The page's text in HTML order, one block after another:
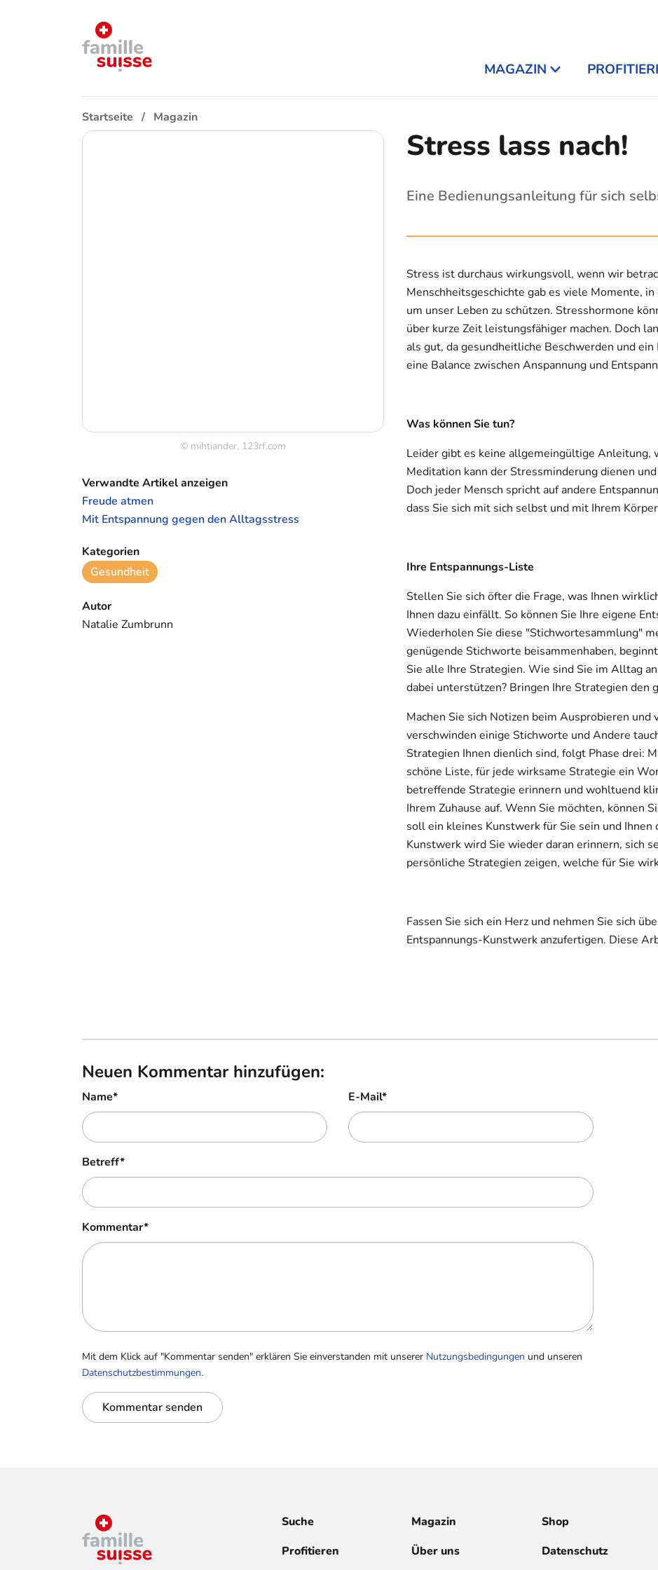
MAGAZIN
Startseite Magazin
© mihtiander, 123rf.com
Stress lass nach!
Verwandte Artikel anzeigen
Freude atmen
Mit Entspannung gegen den Alltagsstress
Kategorien
Gesundheit
Autor
Natalie Zumbrunn
Eine Bedienungsanleitung für sich
Stress ist durchaus wirkungsvoll, wenn wir
Menschheitsgeschichte gab es viele Momente,
um unser Leben zu schützen. Stresshormone
über kurze Zeit leistungsfähiger machen. Doch
als gut, da gesundheitliche Beschwerden und
eine Balance zwischen Anspannung und
Was können Sie tun?
Leider gibt es keine allgemeingültige Anleitung,
Meditation kann der Stressminderung dienen
Doch jeder Mensch spricht auf andere
dass Sie sich mit sich selbst und mit Ihrem
Ihre Entspannungs-Liste
Stellen Sie sich öfter die Frage, was Ihnen
Ihnen dazu einfällt. So können Sie Ihre eigene
Wiederholen Sie diese "Stichwortesammlung"
genügende Stichworte beisammenhaben,
Sie alle Ihre Strategien. Wie sind Sie im Alltag
dabei unterstützen? Bringen Ihre Strategien den
Machen Sie sich Notizen beim Ausprobieren
verschwinden einige Stichworte und Andere
Strategien Ihnen dienlich sind, folgt Phase drei:
schöne Liste, für jede wirksame Strategie ein
betreffende Strategie erinnern und wohltuend
Ihrem Zuhause auf. Wenn Sie möchten, können
soll ein kleines Kunstwerk für Sie sein und
Kunstwerk wird Sie wieder daran erinnern, sich
persönliche Strategien zeigen, welche für Sie
Fassen Sie sich ein Herz und nehmen Sie sich
Entspannungs-Kunstwerk anzufertigen. Diese
Neuen Kommentar hinzufügen:
Name* E-Mail*
Betreff*
Kommentar*
Mit dem Klick auf "Kommentar senden" erklären Sie einverstanden mit unserer Nutzungsbedingungen und unseren
Datenschutzbestimmungen.
Kommentar senden
Suche Magazin
Shop
Profitieren
Über uns Datenschutz